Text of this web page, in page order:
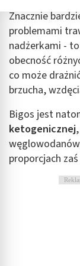
Znacznie
problemami
nadżerkami -
obecność
co może
brzucha,
Bigos jest
ketogenicznej
proporcjach
dostęp do nich
wyboru reklam
Tworzenie
reklam
Tworzenie